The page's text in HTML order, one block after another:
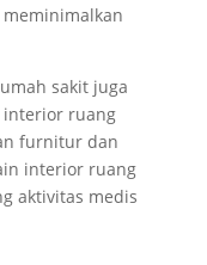
sakit juga
interior ruang
furnitur dan
interior ruang
aktivitas medis